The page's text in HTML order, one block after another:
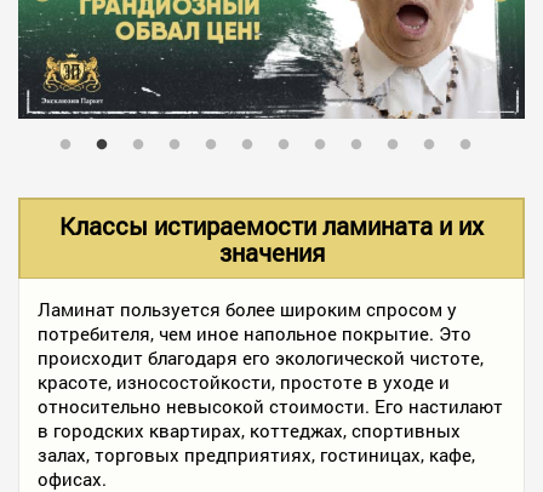
АССОРТИМЕНТ
В НАЛИЧИИ
АКЦИИ
ФОТО РАБОТ
КОНТАКТЫ
Классы истираемости ламината и их
значения
Ламинат пользуется более широким спросом у
потребителя, чем иное напольное покрытие. Это
происходит благодаря его экологической чистоте,
красоте, износостойкости, простоте в уходе и
относительно невысокой стоимости. Его настилают
в городских квартирах, коттеджах, спортивных
залах, торговых предприятиях, гостиницах, кафе,
офисах.